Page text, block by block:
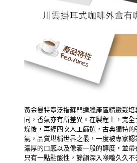
黃金曼特寧泛指蘇門達臘產區精緻栽
同，香氣亦有所差異。在製程上，完
燥後，再經四次人工篩選，古典獨特
氣，品質堪稱世界之最，一度被專家
濃厚的口感以及像酒一般的醇度，並帶
只有一點點酸性，餘韻深入喉嚨久久不